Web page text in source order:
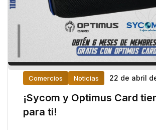
Comercios Noticias 22 de abril
¡Sycom y Optimus Card
para ti!